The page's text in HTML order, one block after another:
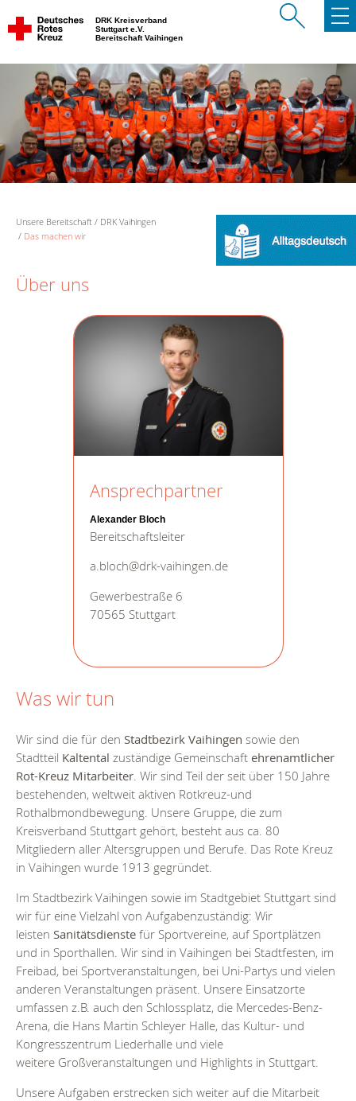
DRK Kreisverband
Stuttgart e.V.
Bereitschaft Vaihingen
Unsere Bereitschaft
DRK Vaihingen
Das machen wir
Über uns
Ansprechpartner
Alexander Bloch
Bereitschaftsleiter
a.bloch@drk-vaihingen.de
Gewerbestraße 6
70565 Stuttgart
Was wir tun
Wir sind die für den Stadtbezirk Vaihingen sowie den
Stadtteil Kaltental zuständige Gemeinschaft ehrenamtlicher
Rot-Kreuz Mitarbeiter . Wir sind Teil der seit über 150 Jahre
bestehenden, weltweit aktiven Rotkreuz-und
Rothalbmondbewegung. Unsere Gruppe, die zum
Kreisverband Stuttgart gehört, besteht aus ca. 80
Mitgliedern aller Altersgruppen und Berufe. Das Rote Kreuz
in Vaihingen wurde 1913 gegründet.
Im Stadtbezirk Vaihingen sowie im Stadtgebiet Stuttgart sind
wir für eine Vielzahl von Aufgabenzuständig: Wir
leisten Sanitätsdienste für Sportvereine, auf Sportplätzen
und in Sporthallen. Wir sind in Vaihingen bei Stadtfesten, im
Freibad, bei Sportveranstaltungen, bei Uni-Partys und vielen
anderen Veranstaltungen präsent. Unsere Einsatzorte
umfassen z.B. auch den Schlossplatz, die Mercedes-Benz-
Arena, die Hans Martin Schleyer Halle, das Kultur- und
Kongresszentrum Liederhalle und viele
weitere Großveranstaltungen und Highlights in Stuttgart.
Unsere Aufgaben erstrecken sich weiter auf die Mitarbeit